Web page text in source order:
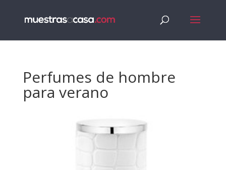
Perfumes de hombre
para verano